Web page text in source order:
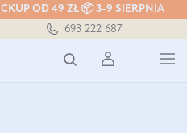
OD 49 ZŁ 📦 3-9 SIERPNIA
693 222 687